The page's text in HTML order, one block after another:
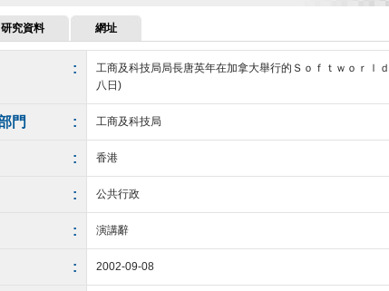
研究資料 網址
:
工商及科技局局長唐英年在加拿大舉行的Ｓｏｆｔｗｏｒｌ
八日)
門 : 工商及科技局
: 香港
: 公共行政
: 演講辭
: 2002-09-08